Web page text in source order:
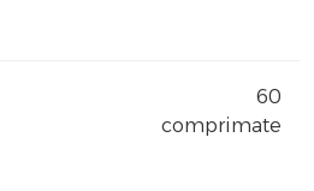
60
comprimate